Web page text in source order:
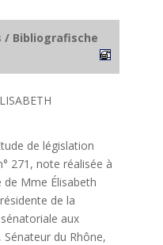
/ Bibliografische
de législation
271, note réalisée à
de Mme Élisabeth
de la
aux
Sénateur du Rhône,